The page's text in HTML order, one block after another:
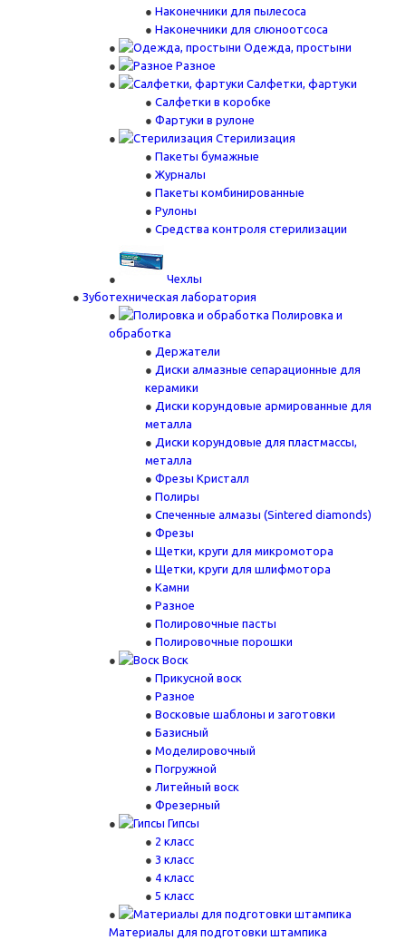
Наконечники для пылесоса
Наконечники для слюноотсоса
Одежда, простыни
Разное
Салфетки, фартуки
Салфетки в коробке
Фартуки в рулоне
Стерилизация
Пакеты бумажные
Журналы
Пакеты комбинированные
Рулоны
Средства контроля стерилизации
Чехлы
Зуботехническая лаборатория
Полировка и
обработка
Держатели
Диски алмазные сепарационные для
керамики
Диски корундовые армированные для
металла
Диски корундовые для пластмассы,
металла
Фрезы Кристалл
Полиры
Спеченные алмазы (Sintered diamonds)
Фрезы
Щетки, круги для микромотора
Щетки, круги для шлифмотора
Камни
Разное
Полировочные пасты
Полировочные порошки
Воск
Прикусной воск
Разное
Восковые шаблоны и заготовки
Базисный
Моделировочный
Погружной
Литейный воск
Фрезерный
Гипсы
2 класс
3 класс
4 класс
5 класс
Материалы для подготовки штампика